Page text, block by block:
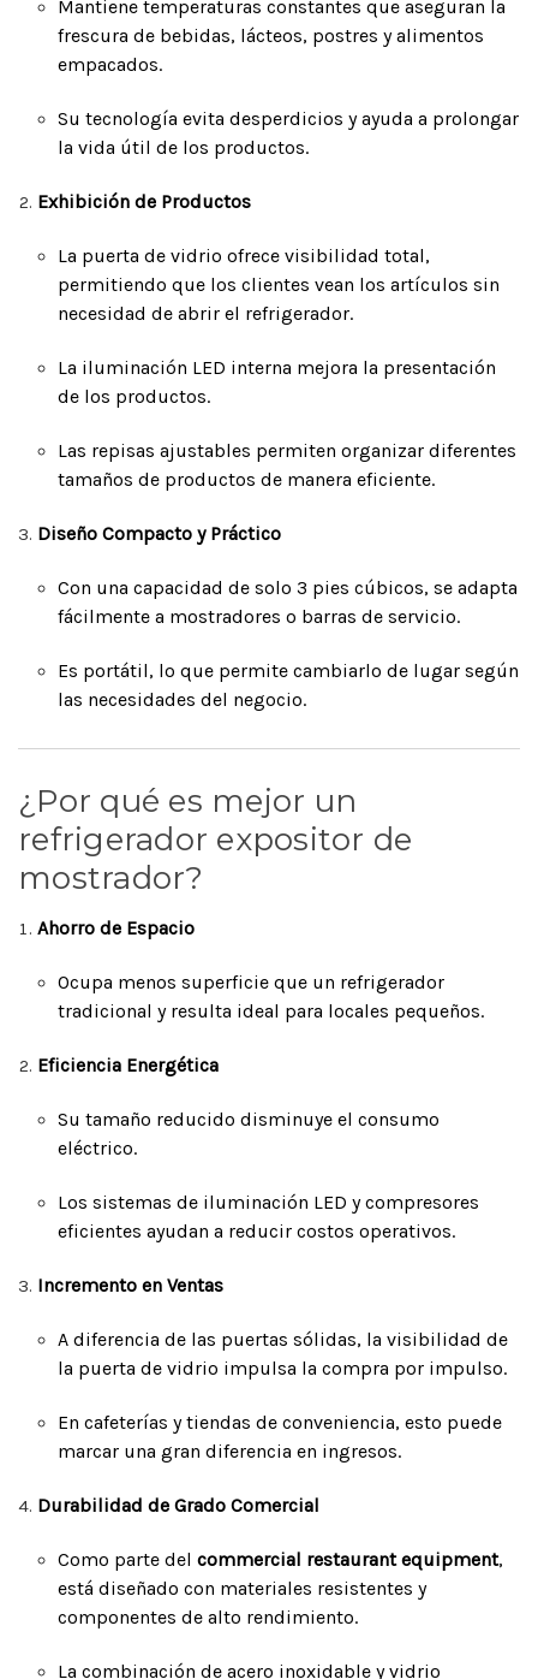
Mantiene temperaturas constantes que aseguran la
frescura de bebidas, lácteos, postres y alimentos
empacados.
Su tecnología evita desperdicios y ayuda a prolongar
la vida útil de los productos.
Exhibición de Productos
La puerta de vidrio ofrece visibilidad total,
permitiendo que los clientes vean los artículos sin
necesidad de abrir el refrigerador.
La iluminación LED interna mejora la presentación
de los productos.
Las repisas ajustables permiten organizar diferentes
tamaños de productos de manera eficiente.
Diseño Compacto y Práctico
Con una capacidad de solo 3 pies cúbicos, se adapta
fácilmente a mostradores o barras de servicio.
Es portátil, lo que permite cambiarlo de lugar según
las necesidades del negocio.
¿Por qué es mejor un
refrigerador expositor de
mostrador?
Ahorro de Espacio
Ocupa menos superficie que un refrigerador
tradicional y resulta ideal para locales pequeños.
Eficiencia Energética
Su tamaño reducido disminuye el consumo
eléctrico.
Los sistemas de iluminación LED y compresores
eficientes ayudan a reducir costos operativos.
Incremento en Ventas
A diferencia de las puertas sólidas, la visibilidad de
la puerta de vidrio impulsa la compra por impulso.
En cafeterías y tiendas de conveniencia, esto puede
marcar una gran diferencia en ingresos.
Durabilidad de Grado Comercial
Como parte del commercial restaurant equipment,
está diseñado con materiales resistentes y
componentes de alto rendimiento.
La combinación de acero inoxidable y vidrio